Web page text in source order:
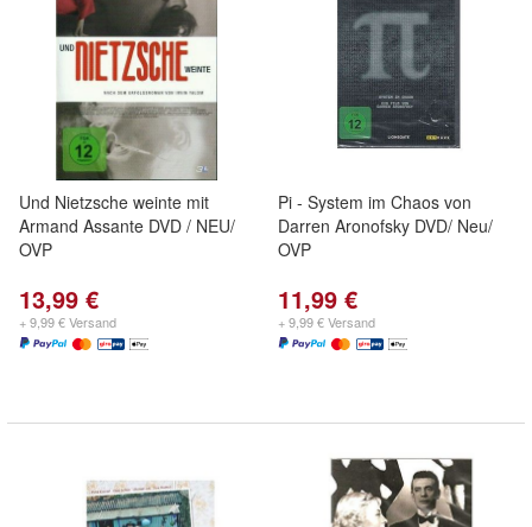
Und Nietzsche weinte mit
Armand Assante DVD / NEU/
OVP
13,99 €
+ 9,99 € Versand
Pi - System im Chaos von
Darren Aronofsky DVD/ Neu/
OVP
11,99 €
+ 9,99 € Versand